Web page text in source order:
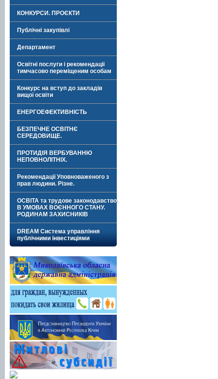
КОНКУРСИ. ПРОЄКТИ
Публічні закупівлі
Департамент
Освітні послуги і рекомендації
тимчасово переміщеним особам
Конкурс на вступ до закладів
вищої освіти
ЕНЕРГОЕФЕКТИВНІСТЬ
БЕЗПЕЧНЕ ОСВІТНЄ
СЕРЕДОВИЩЕ.
ПРОТИДІЯ ВЕРБУВАННЮ
НЕПОВНОЛІТНІХ.
Рекомендації Уповноваженого з
прав людини. Різне.
ОСВІТА та трудове законодавство
В УМОВАХ ВОЄННОГО СТАНУ.
РОДИНАМ ЗАХИСНИКІВ
DREAM Система управління
публічними інвестиціями